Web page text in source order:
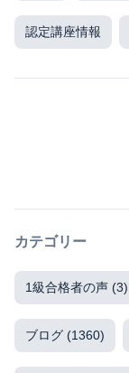
認定講座情報
カテゴリー
1級合格者の声 (3)
ブログ (1360)